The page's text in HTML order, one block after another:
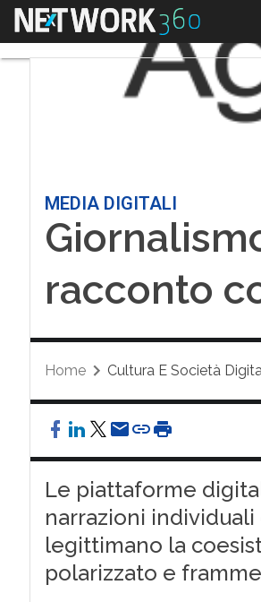
Menu
MEDIA DIGITALI
racconto
Home Cultura E Società
Le piattaforme
narrazioni
legittimano la
polarizzato e